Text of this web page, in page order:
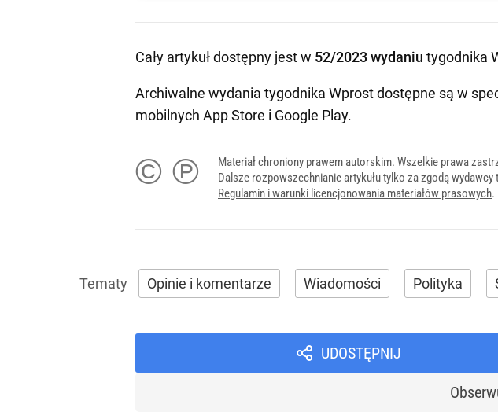
Cały artykuł dostępny jest w 52/2023 wydaniu tygodnika
Archiwalne wydania tygodnika Wprost dostępne są w
mobilnych App Store i Google Play.
© ℗
Materiał chroniony prawem autorskim. Wszelkie prawa
Dalsze rozpowszechnianie artykułu tylko za zgodą wydawcy
Regulamin i warunki licencjonowania materiałów prasowych.
Opinie i komentarze Wiadomości Polityka
UDOSTĘPNIJ